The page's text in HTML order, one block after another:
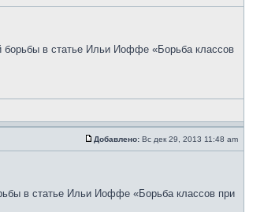
борьбы в статье Ильи Иоффе «Борьба классов
Добавлено: Вс дек 29, 2013 11:48 am
в статье Ильи Иоффе «Борьба классов при